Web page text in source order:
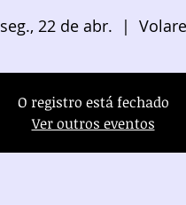
seg., 22 de abr.
  |
Volare
O registro está fechado
Ver outros eventos